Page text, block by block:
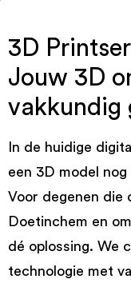
3D
Jouw 3D
vakkundig
In de huidige
een 3D model
Voor degenen die
Doetinchem en
dé oplossing. We
technologie met